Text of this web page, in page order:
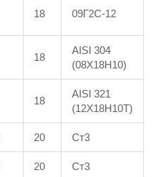
18 09Г2С-12
18
AISI 304
(08Х18Н10)
18
AISI 321
(12Х18Н10Т)
20 Ст3
20 Ст3